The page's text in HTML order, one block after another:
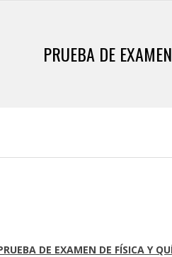
PRUEBA DE
DE EXAMEN DE FÍSICA Y